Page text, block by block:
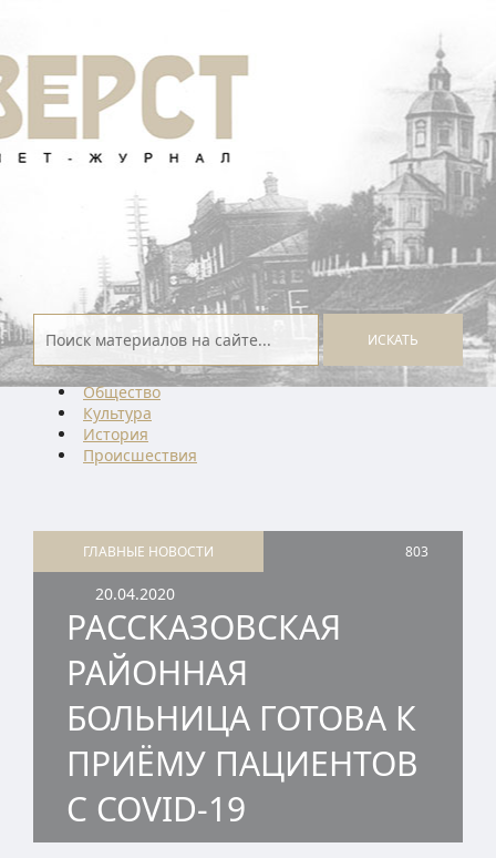
ИСКАТЬ
Общество
Культура
История
Проиcшествия
ГЛАВНЫЕ НОВОСТИ 803
20.04.2020
РАССКАЗОВСКАЯ
РАЙОННАЯ
БОЛЬНИЦА ГОТОВА К
ПРИЁМУ ПАЦИЕНТОВ
С COVID-19